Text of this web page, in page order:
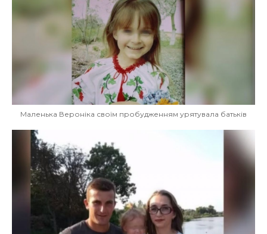
Маленька Вероніка своїм пробудженням урятувала батьків